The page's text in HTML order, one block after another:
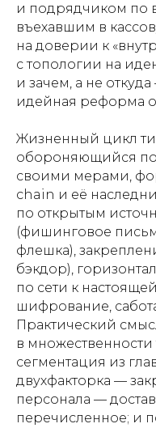
и подрядчиком по
въехавшим в
на доверии к
с топологии на
и зачем, а не
идейная реформа
Жизненный цикл
обороняющийся
своими мерами,
chain и её
по открытым
(фишинговое
флешка),
бэкдор),
по сети к
шифрование,
Практический
в множественности
сегментация из
двухфакторка —
персонала —
перечисленное; и